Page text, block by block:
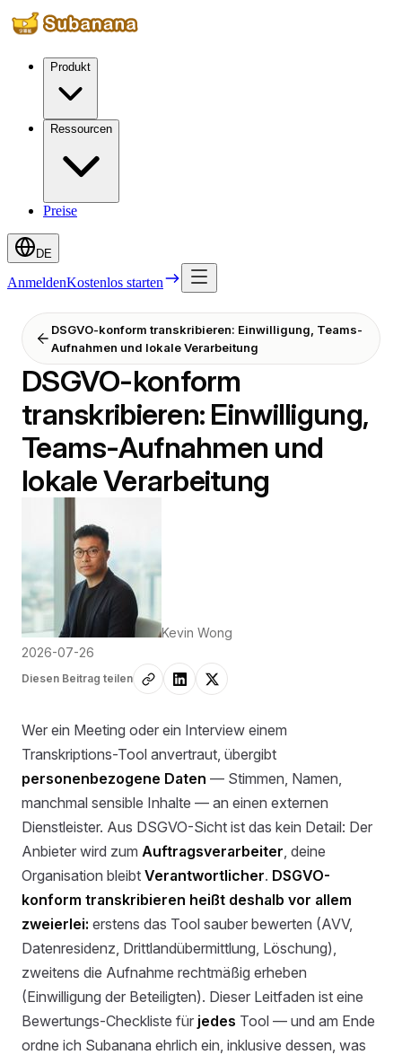
Produkt
Ressourcen
Preise
DE
AnmeldenKostenlos starten
DSGVO-konform transkribieren: Einwilligung, Teams-
Aufnahmen und lokale Verarbeitung
DSGVO-konform
transkribieren: Einwilligung,
Teams-Aufnahmen und
lokale Verarbeitung
Kevin Wong
2026-07-26
Diesen Beitrag teilen
Wer ein Meeting oder ein Interview einem
Transkriptions-Tool anvertraut, übergibt
personenbezogene Daten — Stimmen, Namen,
manchmal sensible Inhalte — an einen externen
Dienstleister. Aus DSGVO-Sicht ist das kein Detail: Der
Anbieter wird zum Auftragsverarbeiter, deine
Organisation bleibt Verantwortlicher. DSGVO-
konform transkribieren heißt deshalb vor allem
zweierlei: erstens das Tool sauber bewerten (AVV,
Datenresidenz, Drittlandübermittlung, Löschung),
zweitens die Aufnahme rechtmäßig erheben
(Einwilligung der Beteiligten). Dieser Leitfaden ist eine
Bewertungs-Checkliste für jedes Tool — und am Ende
ordne ich Subanana ehrlich ein, inklusive dessen, was